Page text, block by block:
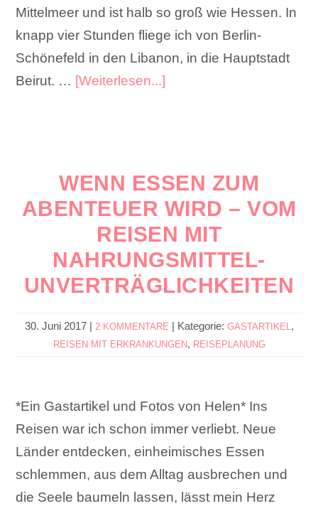
Mittelmeer und ist halb so groß wie Hessen. In
knapp vier Stunden fliege ich von Berlin-
Schönefeld in den Libanon, in die Hauptstadt
Beirut. … [Weiterlesen...]
WENN ESSEN ZUM
ABENTEUER WIRD – VOM
REISEN MIT
NAHRUNGSMITTEL-
UNVERTRÄGLICHKEITEN
30. Juni 2017| 2 KOMMENTARE | Kategorie: GASTARTIKEL,
REISEN MIT ERKRANKUNGEN, REISEPLANUNG
*Ein Gastartikel und Fotos von Helen* Ins
Reisen war ich schon immer verliebt. Neue
Länder entdecken, einheimisches Essen
schlemmen, aus dem Alltag ausbrechen und
die Seele baumeln lassen, lässt mein Herz